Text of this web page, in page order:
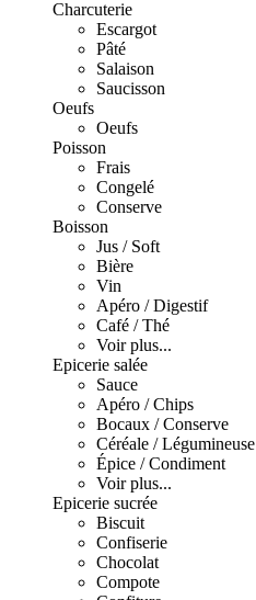
Charcuterie
Escargot
Pâté
Salaison
Saucisson
Oeufs
Oeufs
Poisson
Frais
Congelé
Conserve
Boisson
Jus / Soft
Bière
Vin
Apéro / Digestif
Café / Thé
Voir plus...
Epicerie salée
Sauce
Apéro / Chips
Bocaux / Conserve
Céréale / Légumineuse
Épice / Condiment
Voir plus...
Epicerie sucrée
Biscuit
Confiserie
Chocolat
Compote